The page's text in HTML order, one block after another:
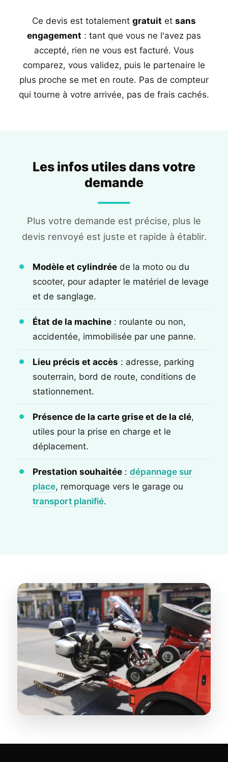
Ce devis est totalement gratuit et sans
engagement : tant que vous ne l'avez pas
accepté, rien ne vous est facturé. Vous
comparez, vous validez, puis le partenaire le
plus proche se met en route. Pas de compteur
qui tourne à votre arrivée, pas de frais cachés.
Les infos utiles dans votre
demande
Plus votre demande est précise, plus le
devis renvoyé est juste et rapide à établir.
Modèle et cylindrée de la moto ou du
scooter, pour adapter le matériel de levage
et de sanglage.
État de la machine : roulante ou non,
accidentée, immobilisée par une panne.
Lieu précis et accès : adresse, parking
souterrain, bord de route, conditions de
stationnement.
Présence de la carte grise et de la clé,
utiles pour la prise en charge et le
déplacement.
Prestation souhaitée : dépannage sur
place, remorquage vers le garage ou
transport planifié.